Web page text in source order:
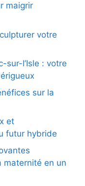
maigrir
votre
sur-l’Isle : votre
sur la
et
futur hybride
maternité en un